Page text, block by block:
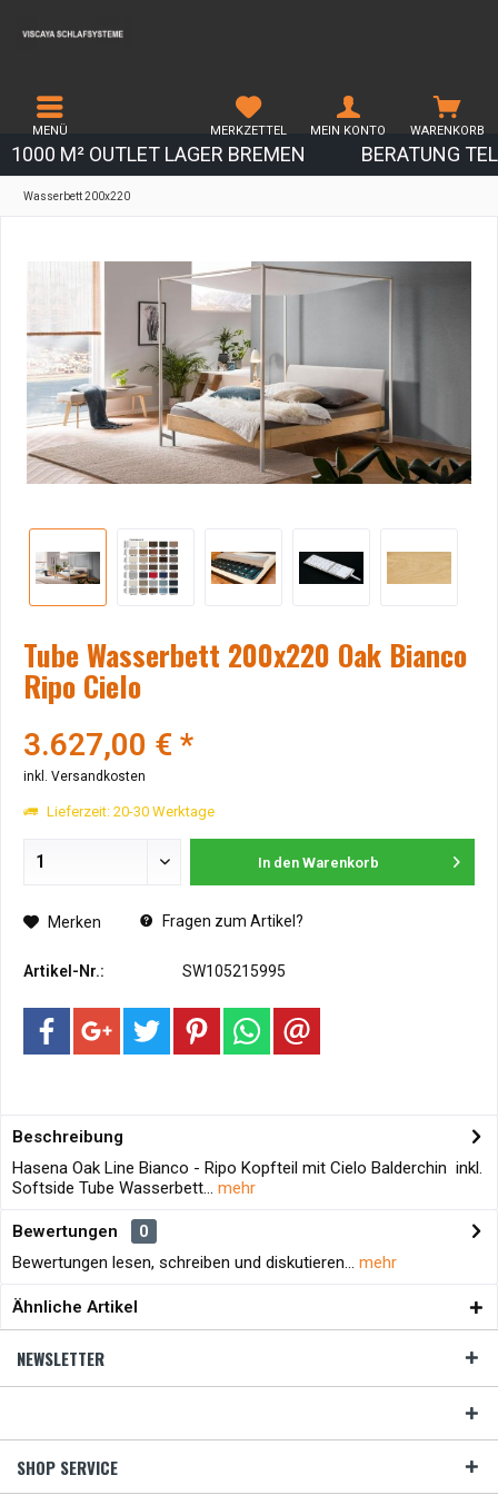
1000 M² OUTLET LAGER BREMEN BERATUNG
MENÜ WARENKORB
MERKZETTEL MEIN KONTO
Wasserbett 200x220
Tube Wasserbett 200x220 Oak Bianco
Ripo Cielo
3.627,00 € *
inkl. Versandkosten
Lieferzeit: 20-30 Werktage
In den Warenkorb
Merken Fragen zum Artikel?
Artikel-Nr.: SW105215995
Beschreibung
Hasena Oak Line Bianco - Ripo Kopfteil mit Cielo Balderchin inkl.
Softside Tube Wasserbett... mehr
Bewertungen
0
Bewertungen lesen, schreiben und diskutieren... mehr
Ähnliche Artikel
NEWSLETTER
SHOP SERVICE